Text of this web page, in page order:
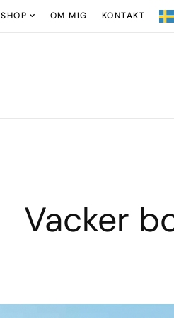
SHOP OM MIG KONTAKT
Vacker